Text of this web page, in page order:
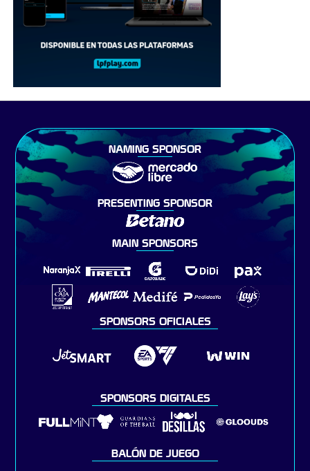
NAMING SPONSOR
PRESENTING SPONSOR
MAIN SPONSORS
SPONSORS OFICIALES
SPONSORS DIGITALES
BALÓN DE JUEGO